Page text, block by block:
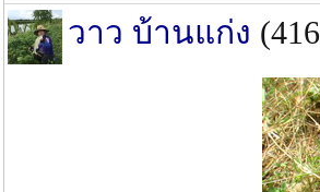
วาว บ้านแก่ง (416